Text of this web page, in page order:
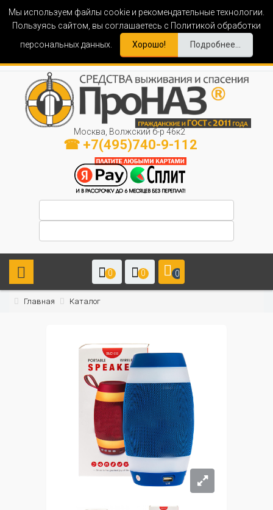
Мы используем файлы cookie и рекомендательные технологии.
Пользуясь сайтом, вы соглашаетесь с Политикой обработки
персональных данных.
Хорошо! Подробнее...
Москва, Волжский б-р 46к2
☎ +7(495)740-9-112
0 0 0
Главная Каталог